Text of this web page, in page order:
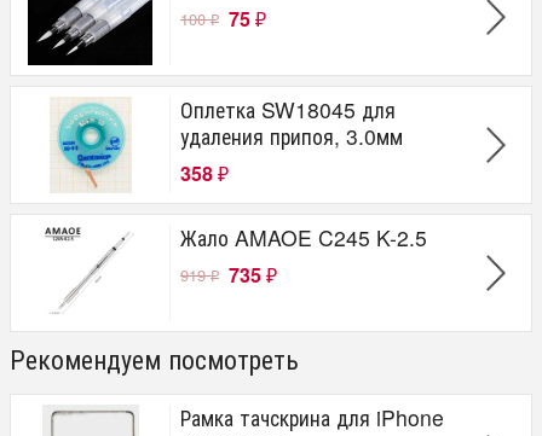
100₽ 75 ₽
Оплетка SW18045 для
удаления припоя, 3.0мм
358 ₽
Жало AMAOE C245 K-2.5
919₽ 735 ₽
Рекомендуем посмотреть
Рамка тачскрина для iPhone